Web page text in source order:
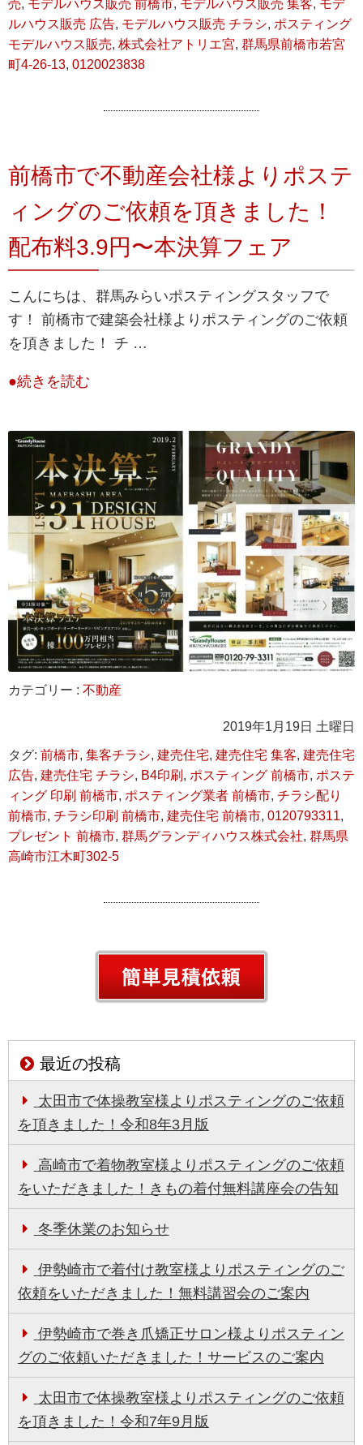
売, モデルハウス販売 前橋市, モデルハウス販売 集客, モデ
ルハウス販売 広告, モデルハウス販売 チラシ, ポスティング
モデルハウス販売, 株式会社アトリエ宮, 群馬県前橋市若宮
町4-26-13, 0120023838
前橋市で不動産会社様よりポステ
ィングのご依頼を頂きました！
配布料3.9円〜本決算フェア
こんにちは、群馬みらいポスティングスタッフで
す！ 前橋市で建築会社様よりポスティングのご依頼
を頂きました！ チ …
●続きを読む
カテゴリー : 不動産
2019年1月19日 土曜日
タグ: 前橋市, 集客チラシ, 建売住宅, 建売住宅 集客, 建売住宅
広告, 建売住宅 チラシ, B4印刷 , ポスティング 前橋市, ポステ
ィング 印刷 前橋市, ポスティング業者 前橋市, チラシ配り
前橋市, チラシ印刷 前橋市, 建売住宅 前橋市, 0120793311,
プレゼント 前橋市, 群馬グランディハウス株式会社, 群馬県
高崎市江木町302-5
最近の投稿
太田市で体操教室様よりポスティングのご依頼
を頂きました！令和8年3月版
高崎市で着物教室様よりポスティングのご依頼
をいただきました！きもの着付無料講座会の告知
冬季休業のお知らせ
伊勢崎市で着付け教室様よりポスティングのご
依頼をいただきました！無料講習会のご案内
伊勢崎市で巻き爪矯正サロン様よりポスティン
グのご依頼いただきました！サービスのご案内
太田市で体操教室様よりポスティングのご依頼
を頂きました！令和7年9月版